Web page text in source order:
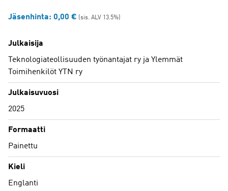
Jäsenhinta: 0,00 € (sis. ALV 13.5%)
Julkaisija
Teknologiateollisuuden työnantajat ry ja Ylemmät
Toimihenkilöt YTN ry
Julkaisuvuosi
2025
Formaatti
Painettu
Kieli
Englanti